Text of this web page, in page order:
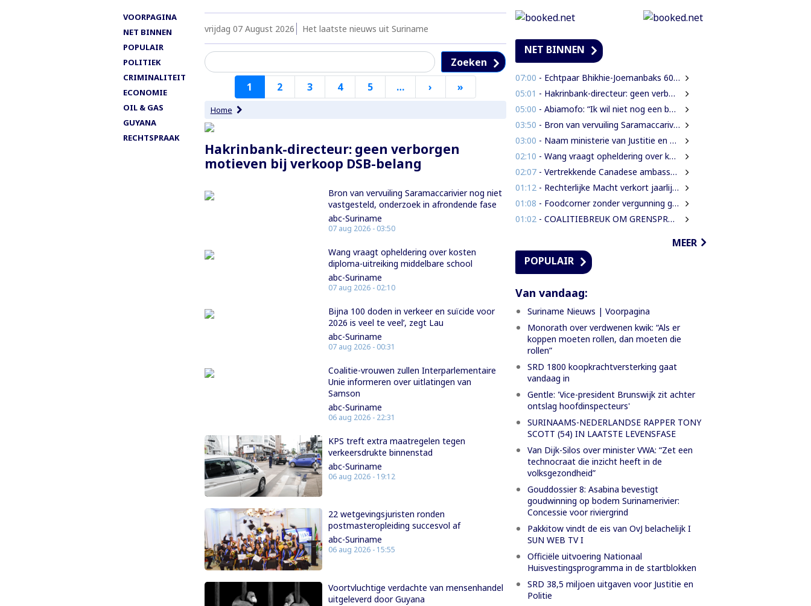
VOORPAGINA
NET BINNEN
POPULAIR
POLITIEK
CRIMINALITEIT
ECONOMIE
OIL & GAS
GUYANA
RECHTSPRAAK
vrijdag 07 August 2026 Het laatste nieuws uit Suriname
Zoeken
Paginering
1 2 3 4 5 … › Volgende
pagina
»
pagina
Home
Hakrinbank-directeur: geen verborgen
motieven bij verkoop DSB-belang
Bron van vervuiling Saramaccarivier nog niet
vastgesteld, onderzoek in afrondende fase
abc-Suriname
07 aug 2026 - 03:50
Wang vraagt opheldering over kosten
diploma-uitreiking middelbare school
abc-Suriname
07 aug 2026 - 02:10
Bijna 100 doden in verkeer en suïcide voor
2026 is veel te veel’, zegt Lau
abc-Suriname
07 aug 2026 - 00:31
Coalitie-vrouwen zullen Interparlementaire
Unie informeren over uitlatingen van
Samson
abc-Suriname
06 aug 2026 - 22:31
KPS treft extra maatregelen tegen
verkeersdrukte binnenstad
abc-Suriname
06 aug 2026 - 19:12
22 wetgevingsjuristen ronden
postmasteropleiding succesvol af
abc-Suriname
06 aug 2026 - 15:55
Voortvluchtige verdachte van mensenhandel
uitgeleverd door Guyana
NET BINNEN
07:00 - Echtpaar Bhikhie-Joemanbaks 60 jaar getrouwd
05:01 - Hakrinbank-directeur: geen verborgen motieven bij verkoop DSB-belang
05:00 - Abiamofo: “Ik wil niet nog een bodybag sturen naar dat gebied”
03:50 - Bron van vervuiling Saramaccarivier nog niet vastgesteld, onderzoek in afrondende fase
03:00 - Naam ministerie van Justitie en Politie verandert naar Justitie en Veiligheid
02:10 - Wang vraagt opheldering over kosten diploma-uitreiking middelbare school
02:07- Vertrekkende Canadese ambassadeur wil grotere rol voor Canada in Suriname
01:12 - Rechterlijke Macht verkort jaarlijkse zittingsvrije periode naar één maand
01:08 - Foodcorner zonder vergunning gesloten tijdens derde dag integrale controles
01:02 - COALITIEBREUK OM GRENSPROTOCOL ONWAARSCHIJNLIJK
MEER
POPULAIR
Van vandaag:
Suriname Nieuws | Voorpagina
Monorath over verdwenen kwik: “Als er
koppen moeten rollen, dan moeten die
rollen”
SRD 1800 koopkrachtversterking gaat
vandaag in
Gentle: 'Vice-president Brunswijk zit achter
ontslag hoofdinspecteurs'
SURINAAMS-NEDERLANDSE RAPPER TONY
SCOTT (54) IN LAATSTE LEVENSFASE
Van Dijk-Silos over minister VWA: “Zet een
technocraat die inzicht heeft in de
volksgezondheid”
Gouddossier 8: Asabina bevestigt
goudwinning op bodem Surinamerivier:
Concessie voor riviergrind
Pakkitow vindt de eis van OvJ belachelijk I
SUN WEB TV I
Officiële uitvoering Nationaal
Huisvestingsprogramma in de startblokken
SRD 38,5 miljoen uitgaven voor Justitie en
Politie